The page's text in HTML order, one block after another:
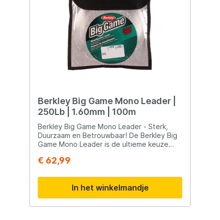
Berkley Big Game Mono Leader |
250Lb | 1.60mm | 100m
Berkley Big Game Mono Leader - Sterk,
Duurzaam en Betrouwbaar! De Berkley Big
Game Mono Leader is de ultieme keuze
betrouwbare en sterke leaderlijn die elke
te zijn tegen harde schokken en krachtige
aanbeten, is deze leader de perfecte
metgezel voor zowel zoet- als
zoutwateromgevingen. Belangrijkste
€ 62,99
In het winkelmandje